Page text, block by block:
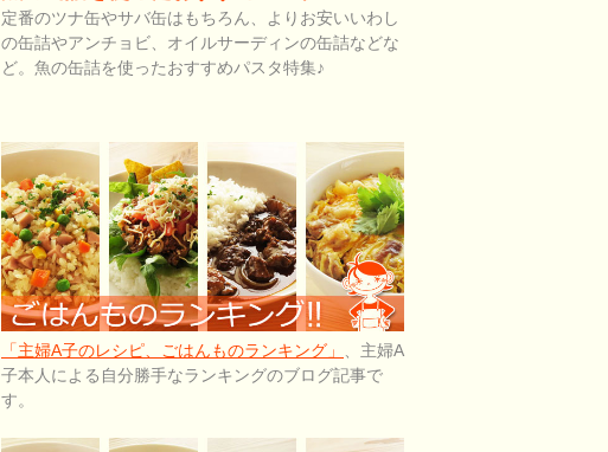
定番のツナ缶やサバ缶はもちろん、よりお安いいわし
の缶詰やアンチョビ、オイルサーディンの缶詰などな
ど。魚の缶詰を使ったおすすめパスタ特集♪
「主婦A子のレシピ、ごはんものランキング」
、主婦A
子本人による自分勝手なランキングのブログ記事で
す。